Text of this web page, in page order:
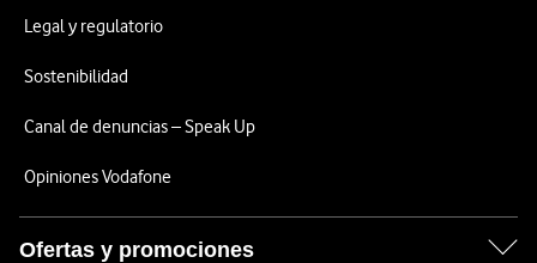
Legal y regulatorio
Sostenibilidad
Canal de denuncias – Speak Up
Opiniones Vodafone
Ofertas y promociones